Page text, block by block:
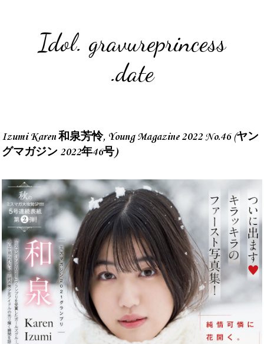
Idol. gravureprincess
.date
Izumi Karen 和泉芳怜, Young Magazine 2022 No.46 (ヤン
グマガジン 2022年46号)